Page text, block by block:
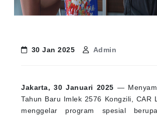
30 Jan 2025 Admin
Jakarta, 30 Januari 2025 —
Tahun Baru Imlek 2576 Kongzili, CAR
menggelar program spesial